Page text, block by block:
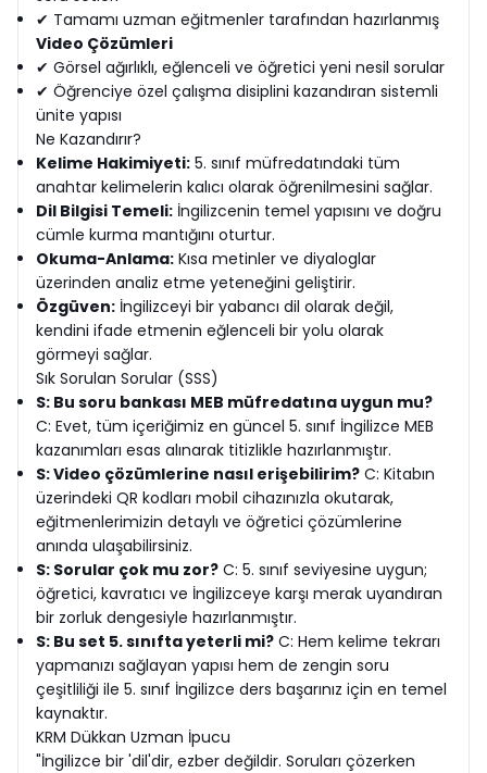
✔ Tamamı uzman eğitmenler tarafından hazırlanmış
Video Çözümleri
✔ Görsel ağırlıklı, eğlenceli ve öğretici yeni nesil sorular
✔ Öğrenciye özel çalışma disiplini kazandıran sistemli
ünite yapısı
Ne Kazandırır?
Kelime Hakimiyeti: 5. sınıf müfredatındaki tüm
anahtar kelimelerin kalıcı olarak öğrenilmesini sağlar.
Dil Bilgisi Temeli: İngilizcenin temel yapısını ve doğru
cümle kurma mantığını oturtur.
Okuma-Anlama: Kısa metinler ve diyaloglar
üzerinden analiz etme yeteneğini geliştirir.
Özgüven: İngilizceyi bir yabancı dil olarak değil,
kendini ifade etmenin eğlenceli bir yolu olarak
görmeyi sağlar.
Sık Sorulan Sorular (SSS)
S: Bu soru bankası MEB müfredatına uygun mu?
C: Evet, tüm içeriğimiz en güncel 5. sınıf İngilizce MEB
kazanımları esas alınarak titizlikle hazırlanmıştır.
S: Video çözümlerine nasıl erişebilirim? C: Kitabın
üzerindeki QR kodları mobil cihazınızla okutarak,
eğitmenlerimizin detaylı ve öğretici çözümlerine
anında ulaşabilirsiniz.
S: Sorular çok mu zor? C: 5. sınıf seviyesine uygun;
öğretici, kavratıcı ve İngilizceye karşı merak uyandıran
bir zorluk dengesiyle hazırlanmıştır.
S: Bu set 5. sınıfta yeterli mi? C: Hem kelime tekrarı
yapmanızı sağlayan yapısı hem de zengin soru
çeşitliliği ile 5. sınıf İngilizce ders başarınız için en temel
kaynaktır.
KRM Dükkan Uzman İpucu
"İngilizce bir 'dil'dir, ezber değildir. Soruları çözerken